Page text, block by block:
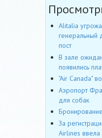
Alitalia
генеральный
пост
В зале
появились
"Air Canada"
Аэропорт
для собак
За
Airlines